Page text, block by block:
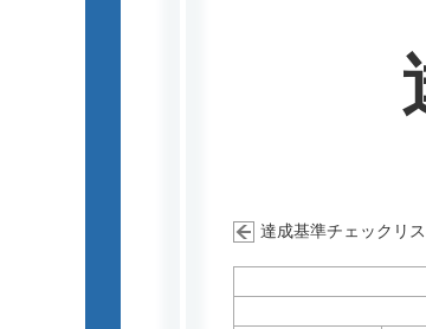
達成基準チェックリ